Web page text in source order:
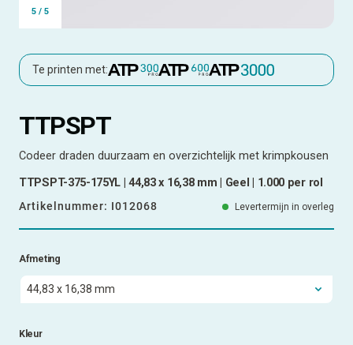
5 / 5
Te printen met:
TTPSPT
Codeer draden duurzaam en overzichtelijk met krimpkousen
TTPSPT-375-175YL | 44,83 x 16,38 mm | Geel | 1.000 per rol
Artikelnummer: I012068 Levertermijn in overleg
Afmeting
Kleur